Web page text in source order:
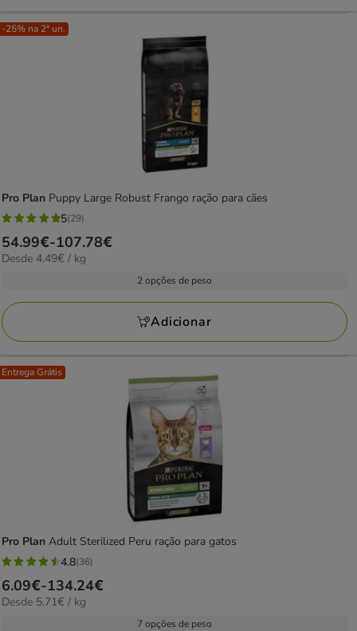
-25% na 2ª un.
Pro Plan Puppy Large Robust Frango ração para cães
5
estrelas
com
avaliações
5(29)
Preço
de
107.78€
54.99€-107.78€
4.49€
Desde 4.49€ / kg
2 opções de peso
Adicionar
Entrega Grátis
Pro Plan Adult Sterilized Peru ração para gatos
4.8
estrelas
com
4.8(36)
Preço
de
6.09€-134.24€
5.71€
Desde 5.71€ / kg
7 opções de peso